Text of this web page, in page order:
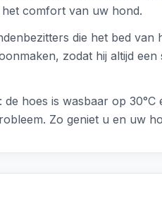
comfort van uw hond.
die het bed
zodat hij altijd
hoes is wasbaar op
Zo geniet u en uw